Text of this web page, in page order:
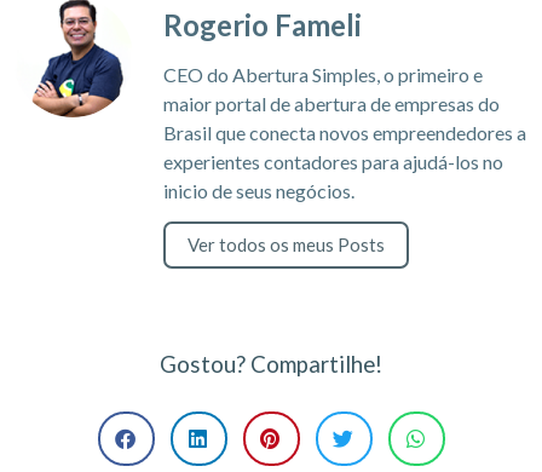
Rogerio Fameli
CEO do Abertura Simples, o primeiro e
maior portal de abertura de empresas do
Brasil que conecta novos empreendedores a
experientes contadores para ajudá-los no
inicio de seus negócios.
Ver todos os meus Posts
Gostou? Compartilhe!